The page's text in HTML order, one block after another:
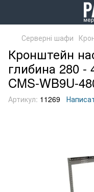
Серверні шафи
Кронштейн
глибина 280 -
CMS-WB9U-
Артикул: 11269